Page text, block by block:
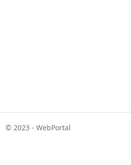
© 2023 - WebPortal